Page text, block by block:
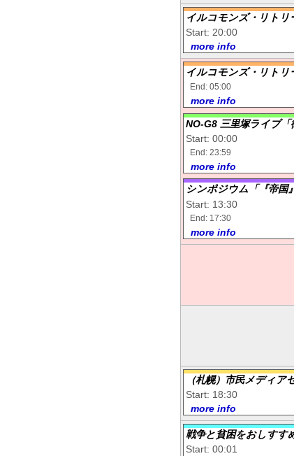
イルコモンズ・リトリ
Start: 20:00
more info
イルコモンズ・リトリ
End: 05:00
more info
NO-G8 三里塚ライブ「
Start: 00:00
End: 23:59
more info
シンポジウム「『帝国
Start: 13:30
End: 17:30
more info
（札幌）市民メディ
Start: 18:30
more info
戦争と貧困をおしすす
Start: 00:01